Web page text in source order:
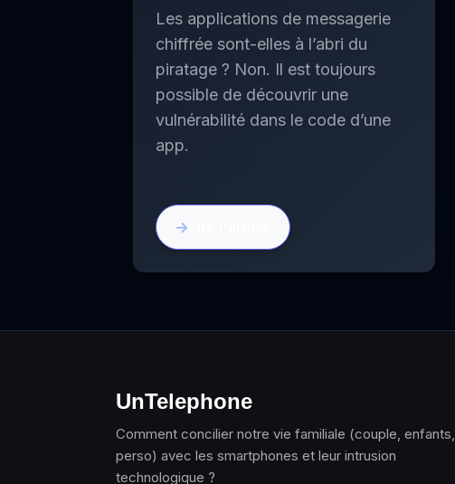
Les applications de messagerie
chiffrée sont-elles à l’abri du
piratage ? Non. Il est toujours
possible de découvrir une
vulnérabilité dans le code d’une
app.
UnTelephone
Comment concilier notre vie familiale (couple, enfants,
perso) avec les smartphones et leur intrusion
technologique ?